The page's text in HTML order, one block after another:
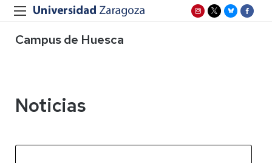
Campus de Huesca
Noticias